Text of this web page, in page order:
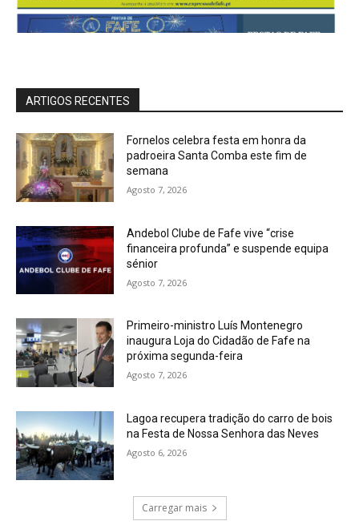
ARTIGOS RECENTES
Fornelos celebra festa em honra da
padroeira Santa Comba este fim de
semana
Agosto 7, 2026
Andebol Clube de Fafe vive “crise
financeira profunda” e suspende equipa
sénior
Agosto 7, 2026
Primeiro-ministro Luís Montenegro
inaugura Loja do Cidadão de Fafe na
próxima segunda-feira
Agosto 7, 2026
Lagoa recupera tradição do carro de bois
na Festa de Nossa Senhora das Neves
Agosto 6, 2026
Carregar mais